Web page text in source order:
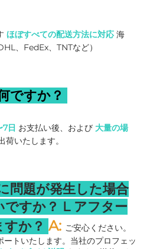
ほぼすべての配送方法に対応 海
、FedEx、TNTなど）
ですか？
7日 お支払い後、および 大量の場
荷いたします。
問題が発生した場合
すか？ L アフター
か？ A: ご安心ください。
トいたします。当社のプロフェッ